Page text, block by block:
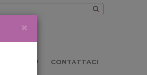
BOOKSHOP CONTATTACI
×